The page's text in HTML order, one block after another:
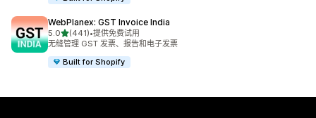
WebPlanex: GST Invoice India
5.0星（满分 5 星）
(441)
总共 441 条评论
•提供免费试用
无缝管理 GST 发票、报告和电子发票
Built for Shopify